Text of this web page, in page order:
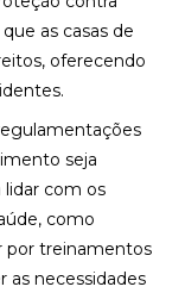
as casas de
oferecendo
seja
com os
como
por treinamentos
as necessidades